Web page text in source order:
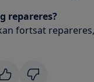
repareres?
fortsat